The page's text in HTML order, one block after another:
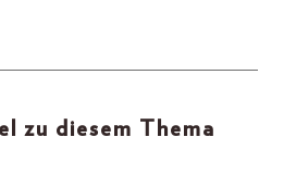
zu diesem Thema